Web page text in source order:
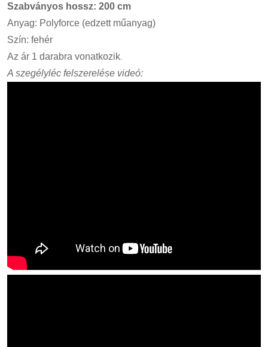
Szabványos hossz: 200 cm
Anyag: Polyforce (edzett műanyag)
Szín: fehér
Az ár 1 darabra vonatkozik.
A szegélyléc felszerelése videó: